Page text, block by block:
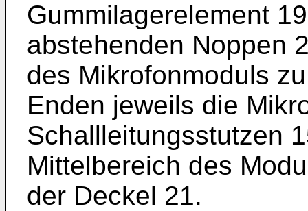
Gummilagerelement
abstehenden Noppen
des Mikrofonmoduls
Enden jeweils die
Schallleitungsstutzen
Mittelbereich des
der Deckel 21.